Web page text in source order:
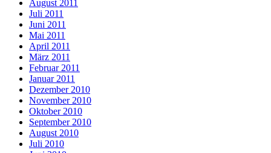
August 2011
Juli 2011
Juni 2011
Mai 2011
April 2011
März 2011
Februar 2011
Januar 2011
Dezember 2010
November 2010
Oktober 2010
September 2010
August 2010
Juli 2010